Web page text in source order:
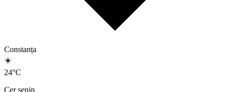
Constanța
☀️
24°C
Cer senin